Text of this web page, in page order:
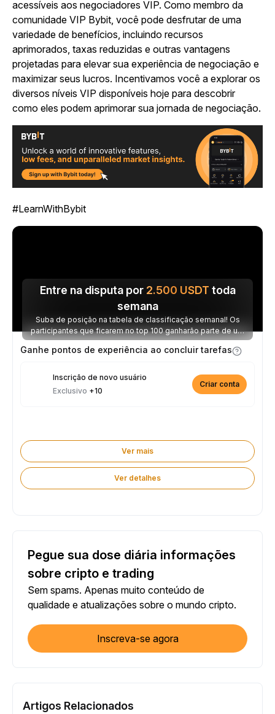
acessíveis aos negociadores VIP. Como membro da
comunidade VIP Bybit, você pode desfrutar de uma
variedade de benefícios, incluindo recursos
aprimorados, taxas reduzidas e outras vantagens
projetadas para elevar sua experiência de negociação e
maximizar seus lucros. Incentivamos você a explorar os
diversos níveis VIP disponíveis hoje para descobrir
como eles podem aprimorar sua jornada de negociação.
#LearnWithBybit
Entre na disputa por 2.500 USDT toda
semana
Suba de posição na tabela de classificação semanal! Os
participantes que ficarem no top 100 ganharão parte de um
prêmio de 2.500 USDT toda semana.
Ganhe pontos de experiência ao concluir tarefas
Inscrição de novo usuário
Exclusivo +10
Criar conta
Ver mais
Ver detalhes
Pegue sua dose diária informações
sobre cripto e trading
Sem spams. Apenas muito conteúdo de
qualidade e atualizações sobre o mundo cripto.
Inscreva-se agora
Artigos Relacionados